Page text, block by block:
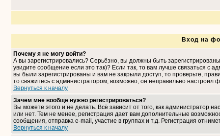
Вход на
Почему я не могу войти?
А вы зарегистрировались? Серьёзно, вы должны быть
увидите сообщение если это так)? Если так, то вам лучше связаться с
вы были зарегистрированы и вам не закрыли доступ, то проверьте,
то свяжитесь с администратором, возможно, он неправильно настроил
Вернуться к началу
Зачем мне вообще нужно регистрироваться?
Вы можете этого и не делать. Всё зависит от того, как
или нет. Тем не менее, регистрация дает вам дополнительные
сообщения, отправка e-mail, участие в группах и т.д. Регистрация
Вернуться к началу